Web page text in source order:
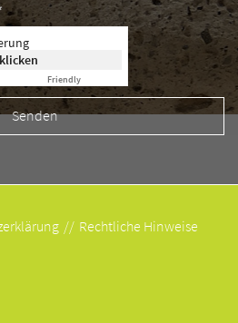
Friendly
Rechtliche Hinweise